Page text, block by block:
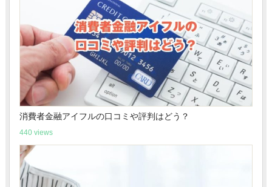
消費者金融アイフルの口コミや評判はどう？
440 views